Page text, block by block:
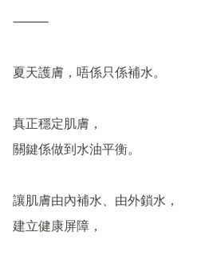
⸻
夏天護膚，唔係只係補水。
真正穩定肌膚，
關鍵係做到水油平衡。
讓肌膚由內補水、由外鎖水，
建立健康屏障，